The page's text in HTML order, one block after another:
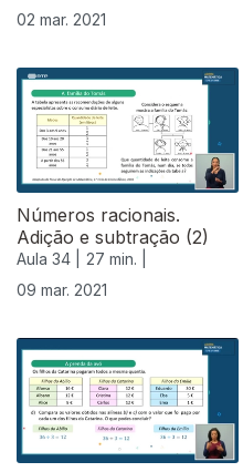
02 mar. 2021
Números racionais.
Adição e subtração (2)
Aula 34 |
27 min. |
09 mar. 2021
530113